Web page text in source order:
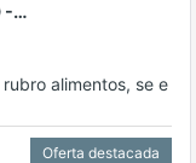
-…
alimentos, se e
Oferta destacada